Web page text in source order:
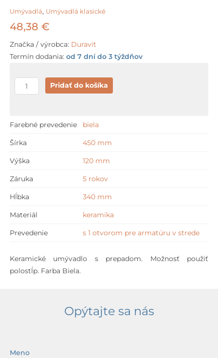
Umývadlá, Umývadlá klasické
48,38 €
Značka / výrobca: Duravit
Termín dodania: od 7 dní do 3 týždňov
množstvo
Duravit
x
34
Pridať do košíka
Farebné prevedenie biela
Šírka 450 mm
Výška 120 mm
Záruka 5 rokov
Hĺbka 340 mm
Materiál keramika
Prevedenie s 1 otvorom pre armatúru v strede
Keramické umývadlo s prepadom. Možnosť použiť
polostĺp. Farba Biela.
Opýtajte sa nás
Meno